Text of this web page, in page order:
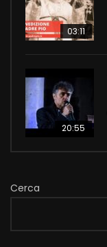
03:11
20:55
Cerca